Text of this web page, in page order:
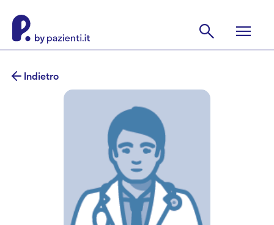
Indietro